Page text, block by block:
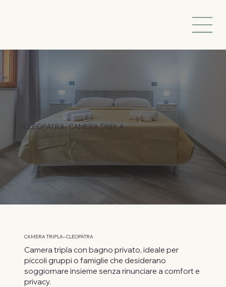
CLEOPATRA- CAMERA TRIPLA
CAMERA TRIPLA– CLEOPATRA
Camera tripla con bagno privato, ideale per
piccoli gruppi o famiglie che desiderano
soggiornare insieme senza rinunciare a comfort e
privacy.